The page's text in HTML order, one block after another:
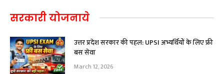
सरकारी योजनाये
उत्तर प्रदेश सरकार की पहल: UPSI अभ्यर्थियों के लिए फ्री
बस सेवा
March 12, 2026